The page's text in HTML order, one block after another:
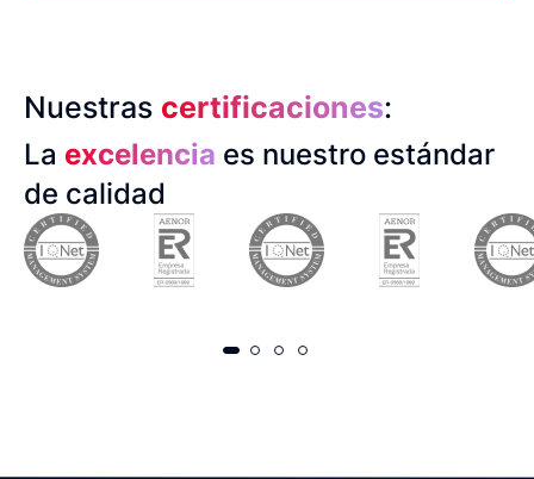
Nuestras certificaciones:
La excelencia es nuestro estándar
de calidad